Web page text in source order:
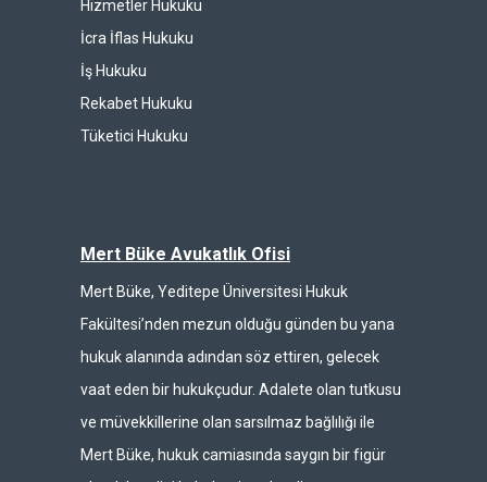
Hizmetler Hukuku
İcra İflas Hukuku
İş Hukuku
Rekabet Hukuku
Tüketici Hukuku
Mert Büke Avukatlık Ofisi
Mert Büke, Yeditepe Üniversitesi Hukuk
Fakültesi’nden mezun olduğu günden bu yana
hukuk alanında adından söz ettiren, gelecek
vaat eden bir hukukçudur. Adalete olan tutkusu
ve müvekkillerine olan sarsılmaz bağlılığı ile
Mert Büke, hukuk camiasında saygın bir figür